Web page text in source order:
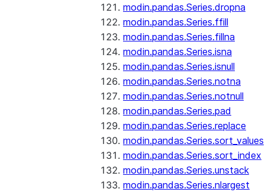
modin.pandas.Series.dropna
modin.pandas.Series.ffill
modin.pandas.Series.fillna
modin.pandas.Series.isna
modin.pandas.Series.isnull
modin.pandas.Series.notna
modin.pandas.Series.notnull
modin.pandas.Series.pad
modin.pandas.Series.replace
modin.pandas.Series.sort_values
modin.pandas.Series.sort_index
modin.pandas.Series.unstack
modin.pandas.Series.nlargest